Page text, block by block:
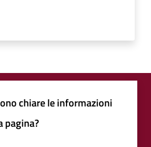
chiare le informazioni
pagina?